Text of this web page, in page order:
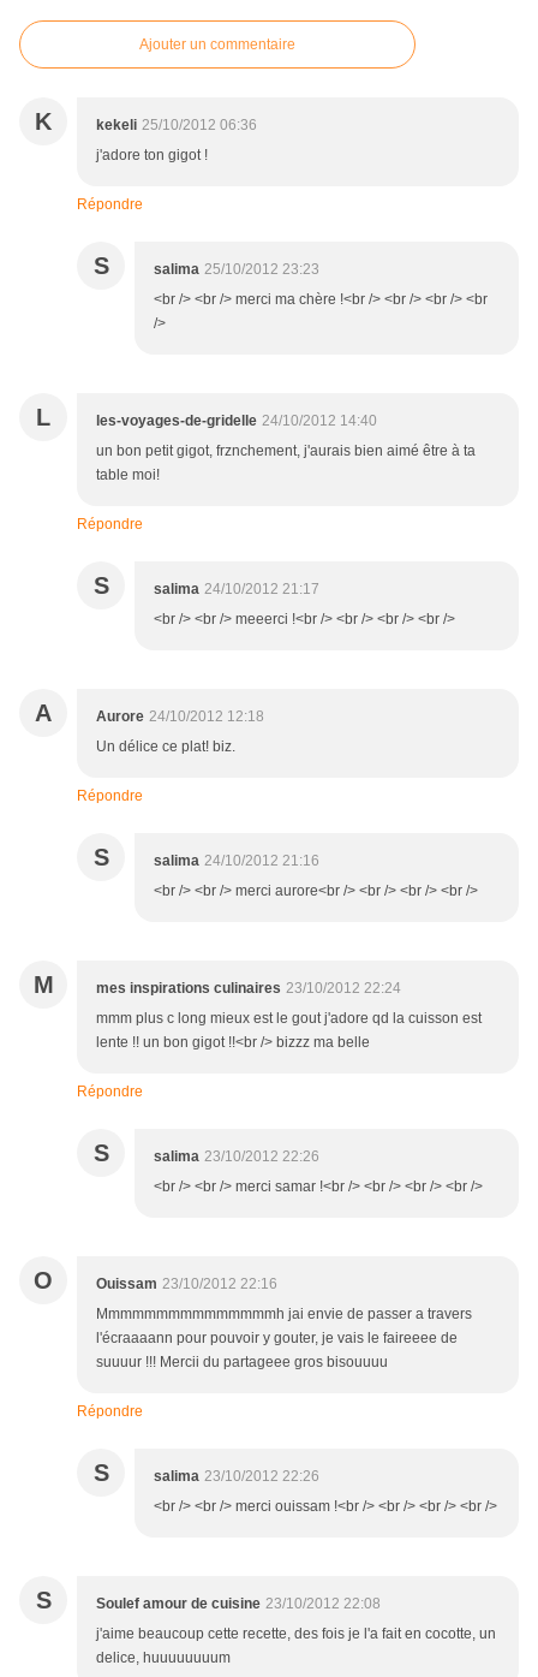
Ajouter un commentaire
K kekeli 25/10/2012 06:36
j'adore ton gigot !
Répondre
S salima 25/10/2012 23:23
<br /> <br /> merci ma chère !<br /> <br /> <br /> <br
/>
L les-voyages-de-gridelle 24/10/2012 14:40
un bon petit gigot, frznchement, j'aurais bien aimé être à ta
table moi!
Répondre
S salima 24/10/2012 21:17
<br /> <br /> meeerci !<br /> <br /> <br /> <br />
A Aurore 24/10/2012 12:18
Un délice ce plat! biz.
Répondre
S salima 24/10/2012 21:16
<br /> <br /> merci aurore<br /> <br /> <br /> <br />
M mes inspirations culinaires 23/10/2012 22:24
mmm plus c long mieux est le gout j'adore qd la cuisson est
lente !! un bon gigot !!<br /> bizzz ma belle
Répondre
S salima 23/10/2012 22:26
<br /> <br /> merci samar !<br /> <br /> <br /> <br />
O Ouissam 23/10/2012 22:16
Mmmmmmmmmmmmmmmh jai envie de passer a travers
l'écraaaann pour pouvoir y gouter, je vais le faireeee de
suuuur !!! Mercii du partageee gros bisouuuu
Répondre
S salima 23/10/2012 22:26
<br /> <br /> merci ouissam !<br /> <br /> <br /> <br />
S Soulef amour de cuisine 23/10/2012 22:08
j'aime beaucoup cette recette, des fois je l'a fait en cocotte, un
delice, huuuuuuuum